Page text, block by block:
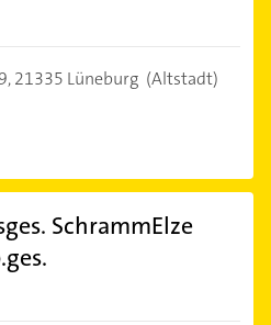
21335 Lüneburg (Altstadt)
SchrammElze